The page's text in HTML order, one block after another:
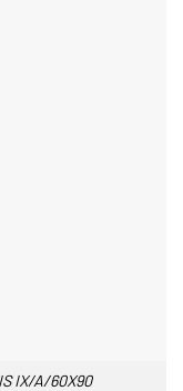
IX/A/60X90